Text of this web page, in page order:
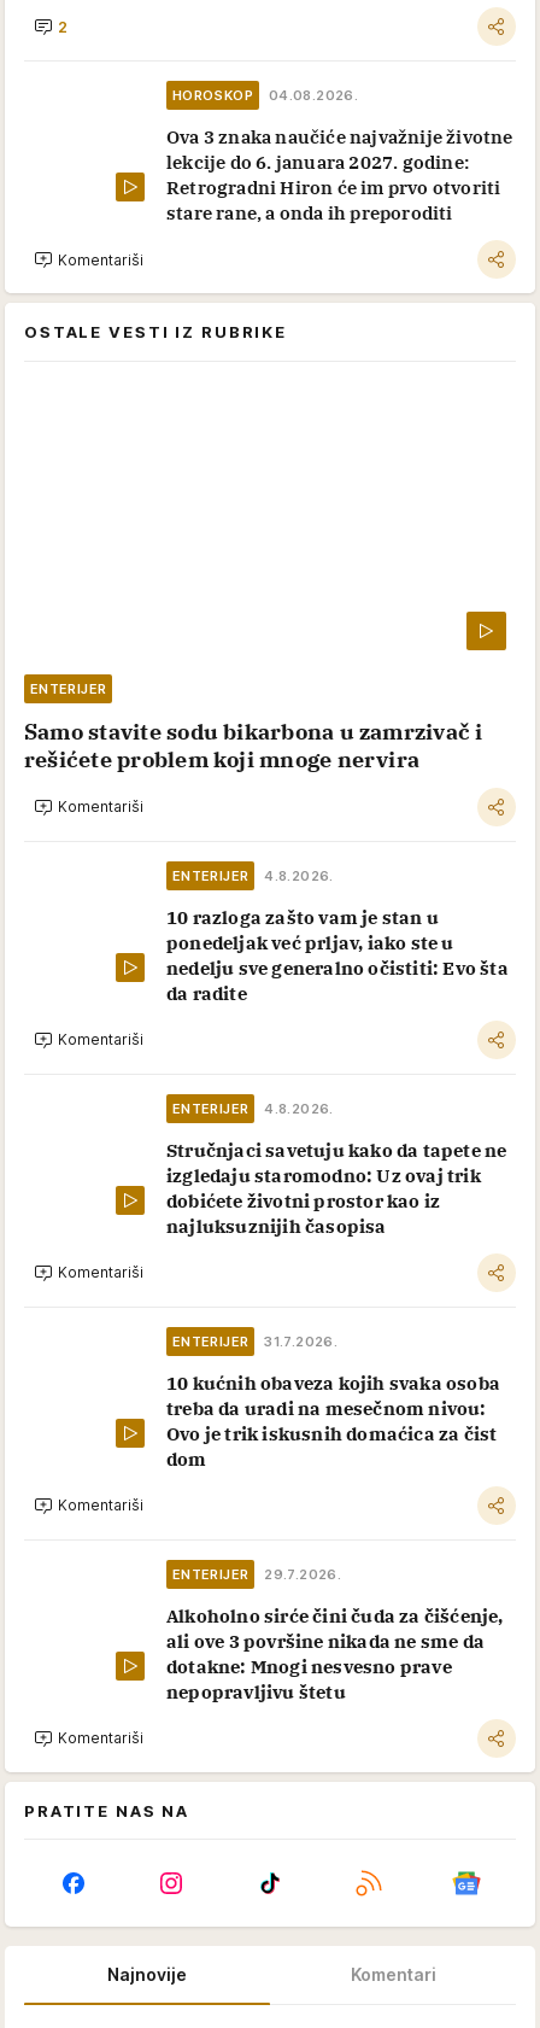
2
HOROSKOP 04.08.2026.
Ova 3 znaka naučiće najvažnije životne
lekcije do 6. januara 2027. godine:
Retrogradni Hiron će im prvo otvoriti
stare rane, a onda ih preporoditi
Komentariši
OSTALE VESTI IZ RUBRIKE
ENTERIJER
Samo stavite sodu bikarbona u zamrzivač i
rešićete problem koji mnoge nervira
Komentariši
ENTERIJER 4.8.2026.
10 razloga zašto vam je stan u
ponedeljak već prljav, iako ste u
nedelju sve generalno očistiti: Evo šta
da radite
Komentariši
ENTERIJER 4.8.2026.
Stručnjaci savetuju kako da tapete ne
izgledaju staromodno: Uz ovaj trik
dobićete životni prostor kao iz
najluksuznijih časopisa
Komentariši
ENTERIJER 31.7.2026.
10 kućnih obaveza kojih svaka osoba
treba da uradi na mesečnom nivou:
Ovo je trik iskusnih domaćica za čist
dom
Komentariši
ENTERIJER 29.7.2026.
Alkoholno sirće čini čuda za čišćenje,
ali ove 3 površine nikada ne sme da
dotakne: Mnogi nesvesno prave
nepopravljivu štetu
Komentariši
PRATITE NAS NA
Najnovije Komentari